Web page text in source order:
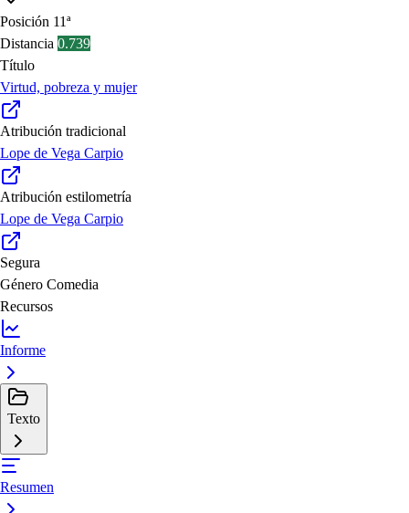
Posición 11ª
Distancia 0.739
Título
Virtud, pobreza y mujer
Atribución tradicional
Lope de Vega Carpio
Atribución estilometría
Lope de Vega Carpio
Segura
Género Comedia
Recursos
Informe
Texto
Resumen